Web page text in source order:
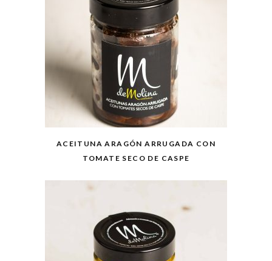
ACEITUNA ARAGÓN ARRUGADA CON
TOMATE SECO DE CASPE